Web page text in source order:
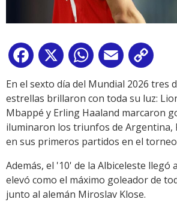
Facebook
X WhatsApp
Email
Link
En el sexto día del Mundial 2026 tres
estrellas brillaron con toda su luz:
Mbappé y Erling Haaland marcaron
iluminaron los triunfos de Argentina,
en sus primeros partidos en el
Además, el '10' de la Albiceleste llegó
elevó como el máximo goleador de
junto al alemán Miroslav Klose.